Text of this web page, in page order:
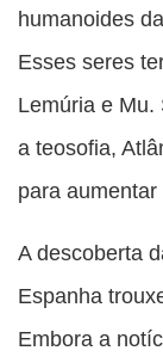
humanoides
Esses seres
Lemúria e Mu.
a teosofia,
para
A descoberta
Espanha
Embora a